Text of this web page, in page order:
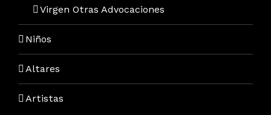
Virgen Otras Advocaciones
Niños
Altares
Artistas